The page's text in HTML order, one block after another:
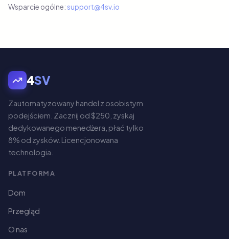
Wsparcie ogólne: support@4sv.io
4SV
Zautomatyzowany handel z osobistym
podejściem. Zacznij od $250, zyskaj
dedykowanego menedżera, płać tylko
8% od zysków. Licencjonowana
technologia.
PLATFORMA
Dom
Przegląd
O nas